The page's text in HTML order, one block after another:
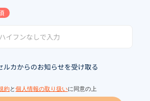
ルカからのお知らせを受け取る
約と 個人情報の取り扱いに同意の上